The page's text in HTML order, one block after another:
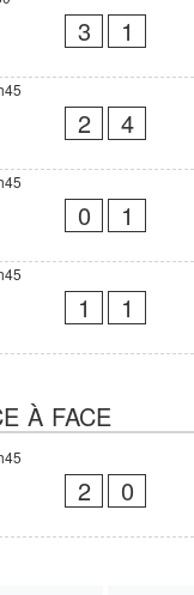
3 1
2 4
0 1
1 1
À FACE
2 0